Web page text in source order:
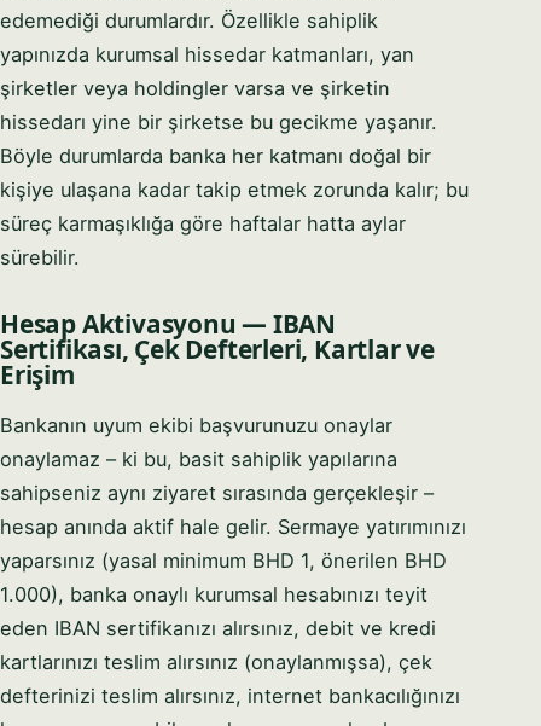
edemediği durumlardır. Özellikle sahiplik
yapınızda kurumsal hissedar katmanları, yan
şirketler veya holdingler varsa ve şirketin
hissedarı yine bir şirketse bu gecikme yaşanır.
Böyle durumlarda banka her katmanı doğal bir
kişiye ulaşana kadar takip etmek zorunda kalır; bu
süreç karmaşıklığa göre haftalar hatta aylar
sürebilir.
Hesap Aktivasyonu — IBAN
Sertifikası, Çek Defterleri, Kartlar ve
Erişim
Bankanın uyum ekibi başvurunuzu onaylar
onaylamaz – ki bu, basit sahiplik yapılarına
sahipseniz aynı ziyaret sırasında gerçekleşir –
hesap anında aktif hale gelir. Sermaye yatırımınızı
yaparsınız (yasal minimum BHD 1, önerilen BHD
1.000), banka onaylı kurumsal hesabınızı teyit
eden IBAN sertifikanızı alırsınız, debit ve kredi
kartlarınızı teslim alırsınız (onaylanmışsa), çek
defterinizi teslim alırsınız, internet bankacılığınızı